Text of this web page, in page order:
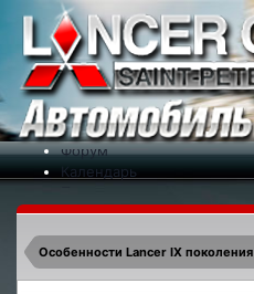
Меню
На сайт
Форум
Календарь
Новости
Контакты
Особенности Lancer IX поколения